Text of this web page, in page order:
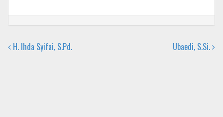
Post navigation
H. Ihda Syifai, S.Pd. Ubaedi, S.Si.